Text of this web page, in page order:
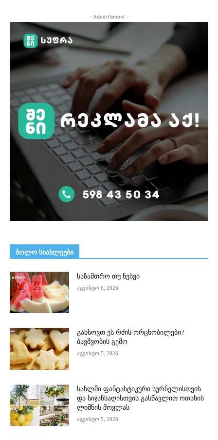
- Advertisment -
ᲑᲝᲚᲝ ᲡᲘᲐᲮᲚᲔᲔᲑᲘ
საზამთრო თუ ნესვი
აგვისტო 6, 2026
გახსოვთ ეს რძის ორცხობილები?
ბავშვობის გემო
აგვისტო 5, 2026
სახლში ფანტასტიკური სურნელისთვის
და სიჯანსაღისთვის გასწავლით ოთახის
ლიმნის მოვლას
აგვისტო 5, 2026